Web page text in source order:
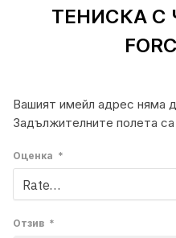
ТЕНИСКА С
Вашият имейл адрес няма
Задължителните полета са
Оценка *
Отзив *